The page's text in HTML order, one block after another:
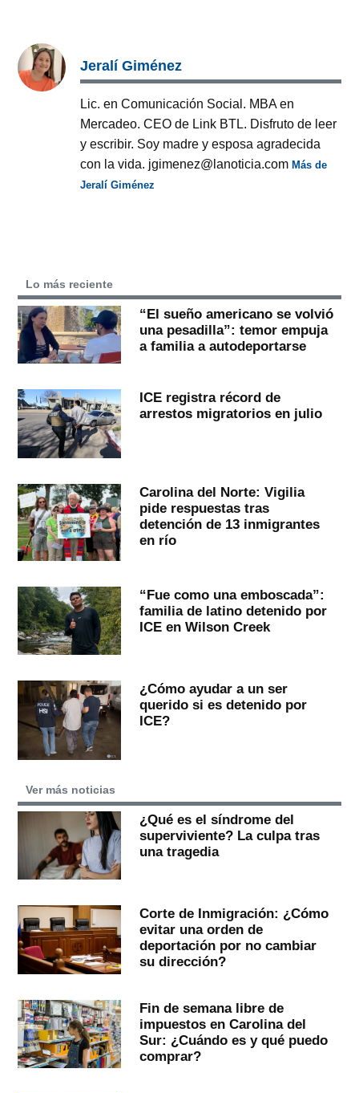
Jeralí Giménez
Lic. en Comunicación Social. MBA en
Mercadeo. CEO de Link BTL. Disfruto de leer
y escribir. Soy madre y esposa agradecida
con la vida. jgimenez@lanoticia.comMás de
Jeralí Giménez
Lo más reciente
“El sueño americano se volvió
una pesadilla”: temor empuja
a familia a autodeportarse
ICE registra récord de
arrestos migratorios en julio
Carolina del Norte: Vigilia
pide respuestas tras
detención de 13 inmigrantes
en río
“Fue como una emboscada”:
familia de latino detenido por
ICE en Wilson Creek
¿Cómo ayudar a un ser
querido si es detenido por
ICE?
Ver más noticias
¿Qué es el síndrome del
superviviente? La culpa tras
una tragedia
Corte de Inmigración: ¿Cómo
evitar una orden de
deportación por no cambiar
su dirección?
Fin de semana libre de
impuestos en Carolina del
Sur: ¿Cuándo es y qué puedo
comprar?